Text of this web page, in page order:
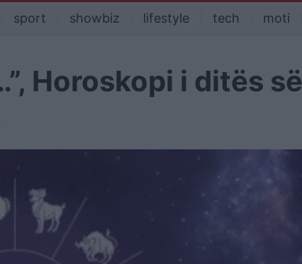
sport showbiz lifestyle tech moti
Horoskopi i ditës së